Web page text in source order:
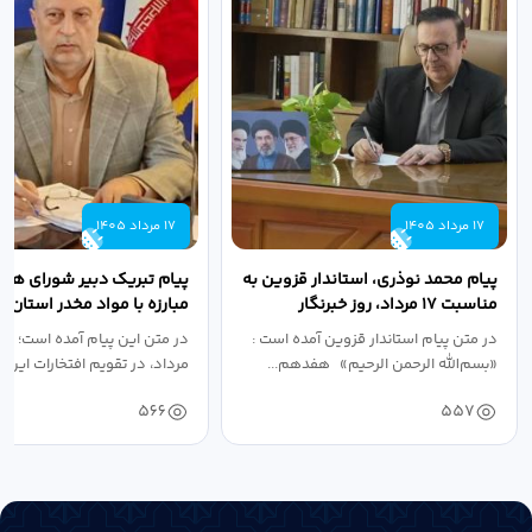
17 مرداد 1405
پیام محمد نوذری، استاندار قزوین به
مناسبت ۱۷ مرداد، روز خبرنگار
در متن پیام استاندار قزوین آمده است :
«بسم‌الله الرحمن الرحیم» هفدهم...
557
17 مرداد 1405
پیام تبریک دبیر شورای
مبارزه با مواد مخدر استان
مناسبت روز خبرنگار...
در متن این پیام آمده
مرداد، در تقویم افتخارات
566